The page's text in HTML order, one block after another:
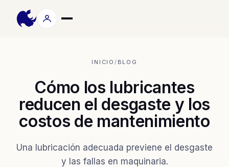
INICIO / BLOG
Cómo los lubricantes
reducen el desgaste y los
costos de mantenimiento
Una lubricación adecuada previene el desgaste
y las fallas en maquinaria.